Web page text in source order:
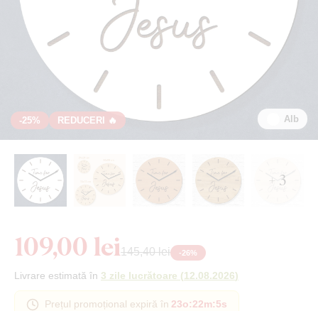
-25% REDUCERI 🔥 Alb
+ 3
109,00 lei145,40 lei -26%
Livrare estimată în 3 zile lucrătoare (12.08.2026)
Prețul promoțional expiră în 23o:22m:4s